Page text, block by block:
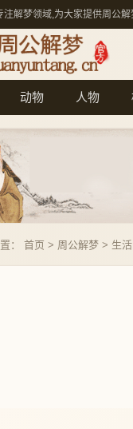
注解梦领域,为大家提供周公
动物 人物
： 首页 > 周公解梦 > 生活